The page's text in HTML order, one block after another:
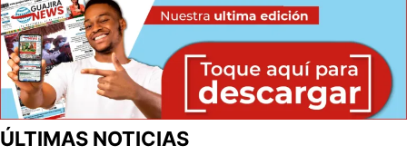
ÚLTIMAS NOTICIAS